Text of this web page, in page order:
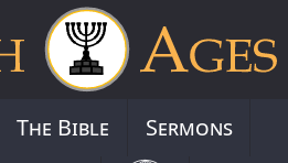
The Bible
Sermons